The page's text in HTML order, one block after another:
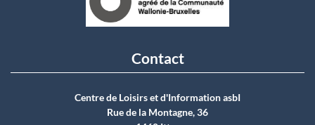
Contact
Centre de Loisirs et d'Information asbI
Rue de la Montagne, 36